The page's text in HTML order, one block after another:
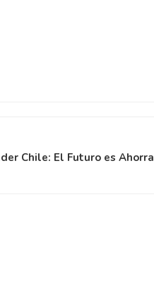
Chile: El Futuro es Ahorra